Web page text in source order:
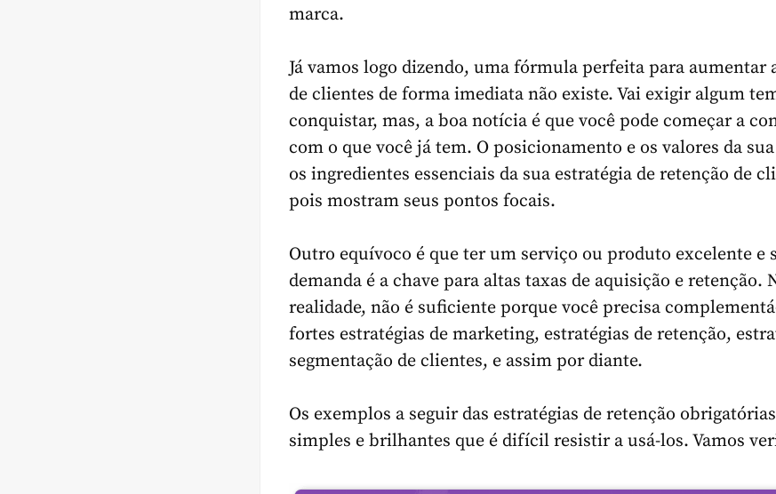
marca.
Já vamos logo dizendo, uma fórmula perfeita para aumentar
de clientes de forma imediata não existe. Vai exigir algum
conquistar, mas, a boa notícia é que você pode começar a
com o que você já tem. O posicionamento e os valores da
os ingredientes essenciais da sua estratégia de retenção de
pois mostram seus pontos focais.
Outro equívoco é que ter um serviço ou produto excelente e
demanda é a chave para altas taxas de aquisição e retenção.
realidade, não é suficiente porque você precisa
fortes estratégias de marketing, estratégias de retenção,
segmentação de clientes, e assim por diante.
Os exemplos a seguir das estratégias de retenção
simples e brilhantes que é difícil resistir a usá-los. Vamos